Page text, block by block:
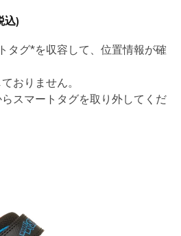
込)
タグ*を収容して、位置情報が確
おりません。
スマートタグを取り外してくだ